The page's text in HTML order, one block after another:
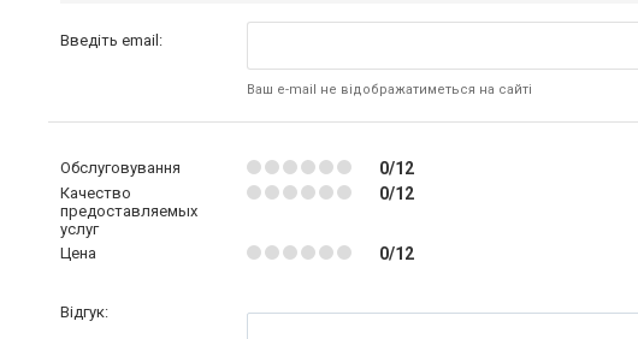
Введіть email:
Ваш e-mail не відображатиметься на сайті
Обслуговування 0/12
Качество
предоставляемых
услуг
0/12
Цена 0/12
Відгук: